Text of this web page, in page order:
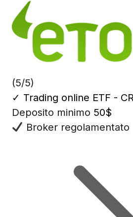
(5/5)
✓ Trading online ETF -
Deposito minimo 50$
Broker regolamentato